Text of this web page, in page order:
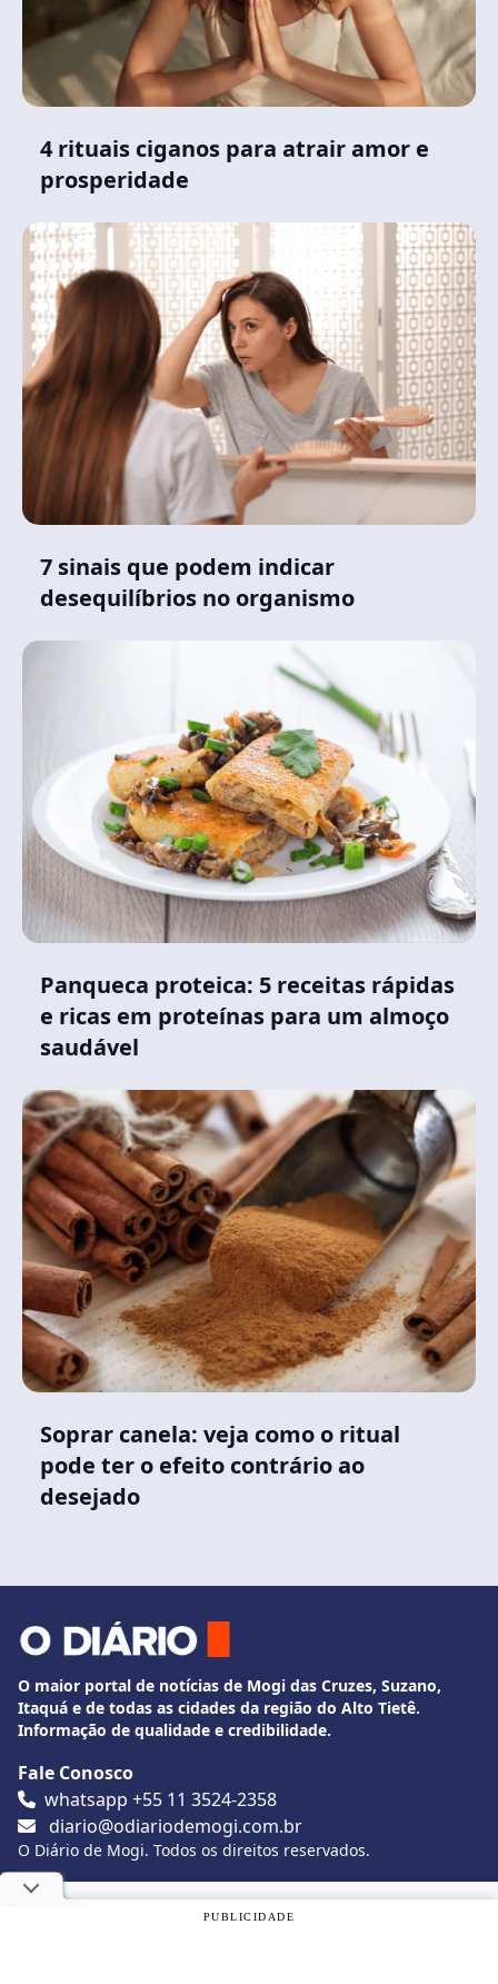
4 rituais ciganos para atrair amor e
prosperidade
7 sinais que podem indicar
desequilíbrios no organismo
Panqueca proteica: 5 receitas rápidas
e ricas em proteínas para um almoço
saudável
Soprar canela: veja como o ritual
pode ter o efeito contrário ao
desejado
O maior portal de notícias de Mogi das Cruzes, Suzano,
Itaquá e de todas as cidades da região do Alto Tietê.
Informação de qualidade e credibilidade.
Fale Conosco
whatsapp +55 11 3524-2358
diario@odiariodemogi.com.br
O Diário de Mogi. Todos os direitos reservados.
Siga O Diário nas redes sociais
Utilizamos cookies, de acordo com a nossa
PUBLICIDADE